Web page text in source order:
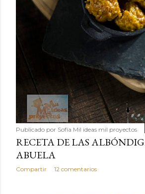
Publicado por Sofía Mil ideas mil proyectos
RECETA DE LAS
ABUELA
Compartir 12 comentarios